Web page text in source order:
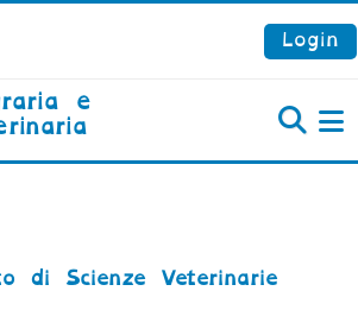
principale
Login
e
di Scienze Veterinarie